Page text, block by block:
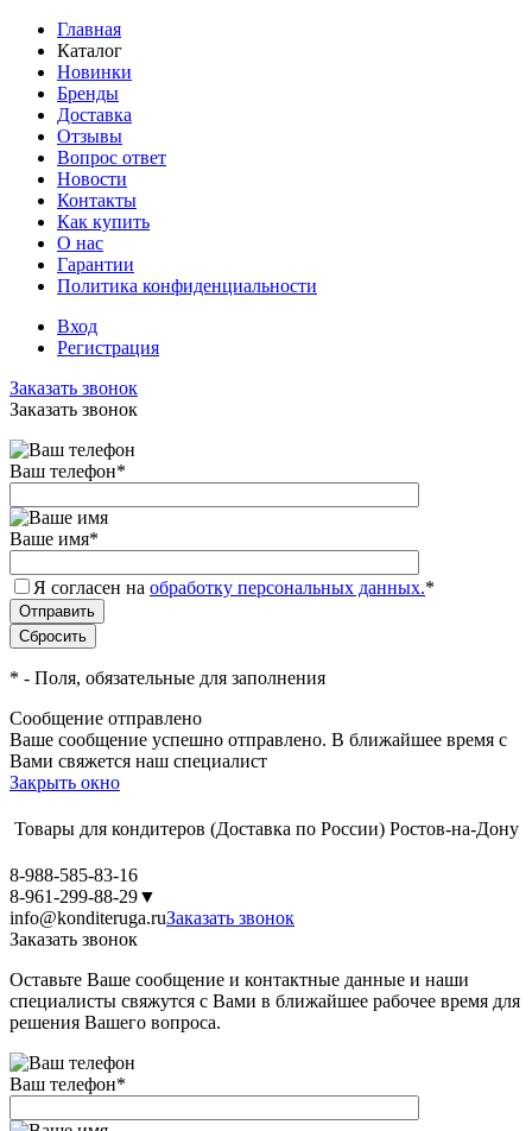
Главная
Каталог
Новинки
Бренды
Доставка
Отзывы
Вопрос ответ
Новости
Контакты
Как купить
О нас
Гарантии
Политика конфиденциальности
Вход
Регистрация
Заказать звонок
Заказать звонок
Ваш телефон*
Ваше имя*
Я согласен на обработку персональных данных.*
* - Поля, обязательные для заполнения
Сообщение отправлено
Ваше сообщение успешно отправлено. В ближайшее время с
Вами свяжется наш специалист
Закрыть окно
Товары для кондитеров (Доставка по России) Ростов-на-Дону
8-988-585-83-16
8-961-299-88-29▼
info@konditeruga.ruЗаказать звонок
Заказать звонок
Оставьте Ваше сообщение и контактные данные и наши
специалисты свяжутся с Вами в ближайшее рабочее время для
решения Вашего вопроса.
Ваш телефон*